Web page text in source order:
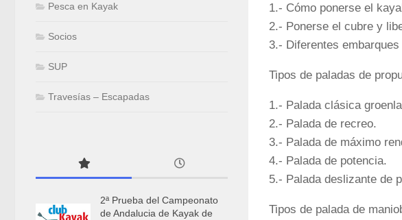
1.- Cómo ponerse el
2.- Ponerse el cubre y
3.- Diferentes
Tipos de paladas de
1.- Palada clásica
2.- Palada de recreo.
3.- Palada de máximo
4.- Palada de potencia.
5.- Palada deslizante de
Tipos de palada de
Pesca en Kayak
Socios
SUP
Travesías – Escapadas
2ª Prueba del Campeonato
de Andalucia de Kayak de